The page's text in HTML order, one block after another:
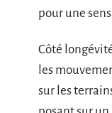
pour une
Côté
les
sur les